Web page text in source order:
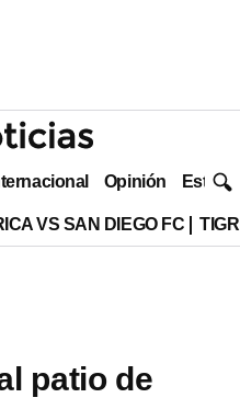
Opinión Estilo
VS SAN DIEGO FC
patio de